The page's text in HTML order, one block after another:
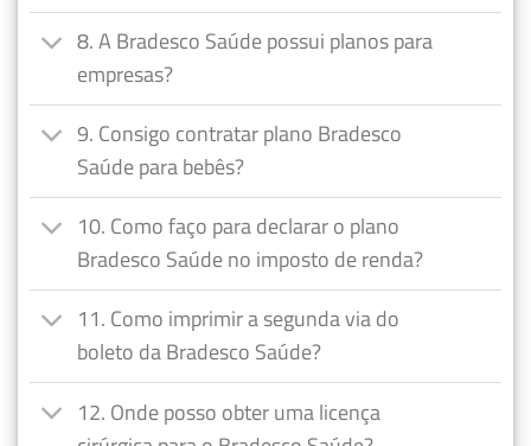
8. A Bradesco Saúde possui planos para
empresas?
9. Consigo contratar plano Bradesco
Saúde para bebês?
10. Como faço para declarar o plano
Bradesco Saúde no imposto de renda?
11. Como imprimir a segunda via do
boleto da Bradesco Saúde?
12. Onde posso obter uma licença